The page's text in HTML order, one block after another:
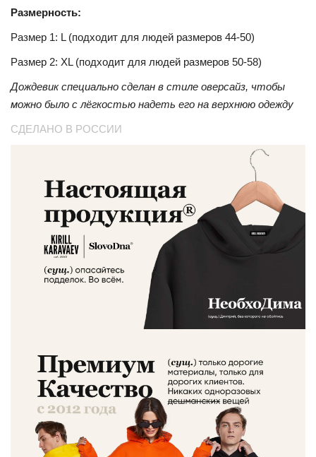
Размерность:
Размер 1: L (подходит для людей размеров 44-50)
Размер 2: XL (подходит для людей размеров 50-58)
Дождевик специально сделан в стиле оверсайз, чтобы
можно было с лёгкостью надеть его на верхнюю одежду
СДЕЛАНО В РОССИИ